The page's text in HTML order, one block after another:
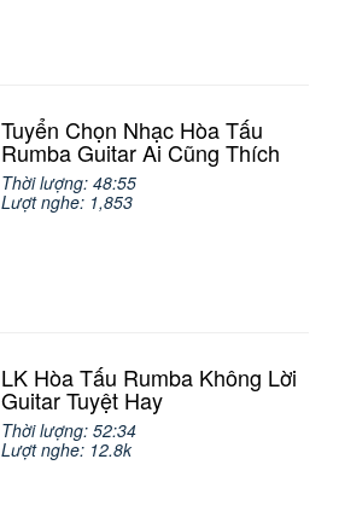
Tuyển Chọn Nhạc Hòa Tấu
Rumba Guitar Ai Cũng Thích
Thời lượng: 48:55
Lượt nghe: 1,853
LK Hòa Tấu Rumba Không Lời
Guitar Tuyệt Hay
Thời lượng: 52:34
Lượt nghe: 12.8k